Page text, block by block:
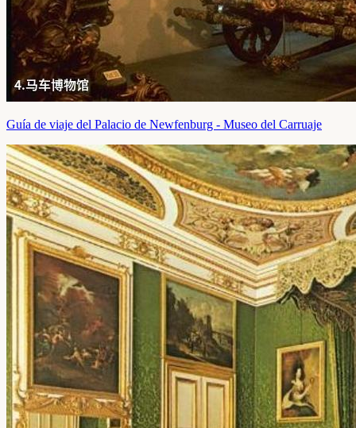
Guía de viaje del Palacio de Newfenburg - Museo del Carruaje